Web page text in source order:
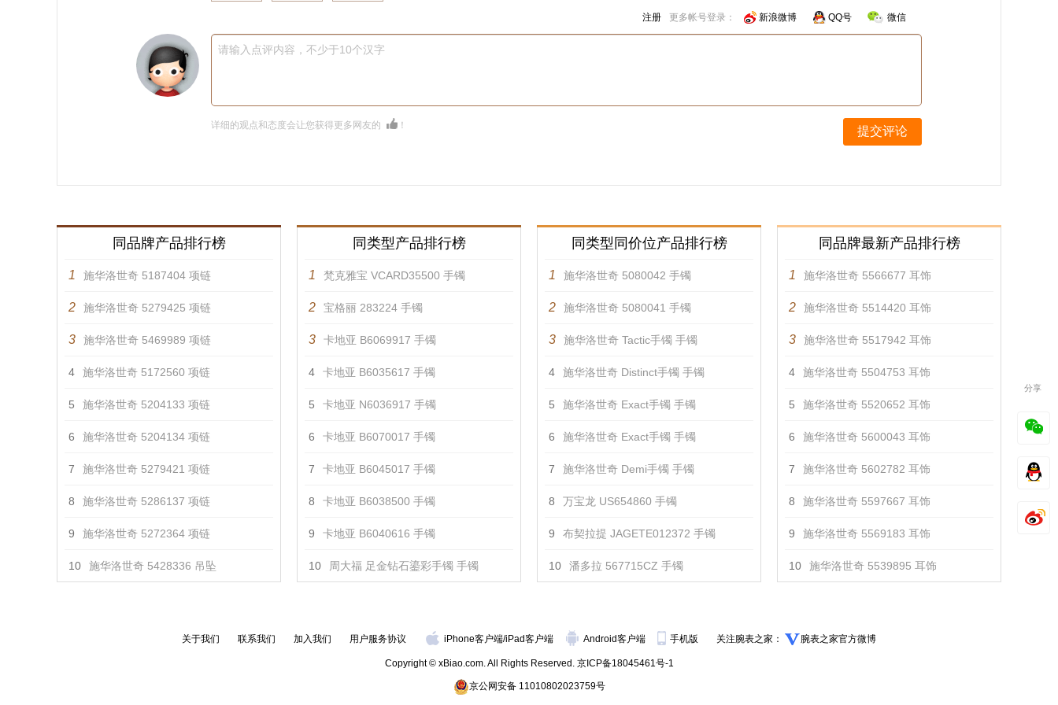
注册 更多帐号登录： 新浪微博 QQ号 微信
请输入点评内容，不少于10个汉字
详细的观点和态度会让您获得更多网友的 ！ 提交评论
同品牌产品排行榜
1 施华洛世奇 5187404 项链
2 施华洛世奇 5279425 项链
3 施华洛世奇 5469989 项链
4 施华洛世奇 5172560 项链
5 施华洛世奇 5204133 项链
6 施华洛世奇 5204134 项链
7 施华洛世奇 5279421 项链
8 施华洛世奇 5286137 项链
9 施华洛世奇 5272364 项链
10 施华洛世奇 5428336 吊坠
同类型产品排行榜
1 梵克雅宝 VCARD35500 手镯
2 宝格丽 283224 手镯
3 卡地亚 B6069917 手镯
4 卡地亚 B6035617 手镯
5 卡地亚 N6036917 手镯
6 卡地亚 B6070017 手镯
7 卡地亚 B6045017 手镯
8 卡地亚 B6038500 手镯
9 卡地亚 B6040616 手镯
10 周大福 足金钻石鎏彩手镯 手镯
同类型同价位产品排行榜
1 施华洛世奇 5080042 手镯
2 施华洛世奇 5080041 手镯
3 施华洛世奇 Tactic手镯 手镯
4 施华洛世奇 Distinct手镯 手镯
5 施华洛世奇 Exact手镯 手镯
6 施华洛世奇 Exact手镯 手镯
7 施华洛世奇 Demi手镯 手镯
8 万宝龙 US654860 手镯
9 布契拉提 JAGETE012372 手镯
10 潘多拉 567715CZ 手镯
同品牌最新产品排行榜
1 施华洛世奇 5566677 耳饰
2 施华洛世奇 5514420 耳饰
3 施华洛世奇 5517942 耳饰
4 施华洛世奇 5504753 耳饰
5 施华洛世奇 5520652 耳饰
6 施华洛世奇 5600043 耳饰
7 施华洛世奇 5602782 耳饰
8 施华洛世奇 5597667 耳饰
9 施华洛世奇 5569183 耳饰
10 施华洛世奇 5539895 耳饰
关于我们 联系我们 加入我们 用户服务协议 iPhone客户端/iPad客户端 Android客户端 手机版 关注腕表之家： 腕表之家官方微博
Copyright © xBiao.com. All Rights Reserved. 京ICP备18045461号-1
京公网安备 11010802023759号
分享